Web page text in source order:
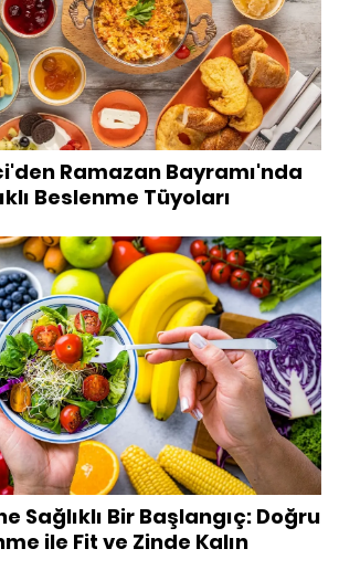
Ramazan Bayramı'nda
Beslenme Tüyoları
Sağlıklı Bir Başlangıç: Doğru
ile Fit ve Zinde Kalın